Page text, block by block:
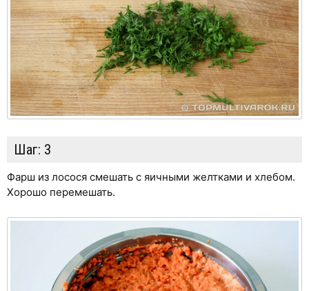
Шаг: 3
Фарш из лосося смешать с яичными желтками и хлебом.
Хорошо перемешать.